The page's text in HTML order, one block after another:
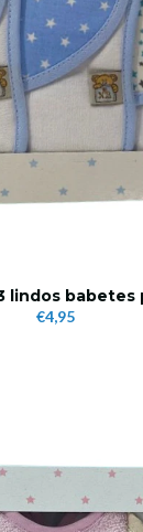
lindos babetes
€4,95